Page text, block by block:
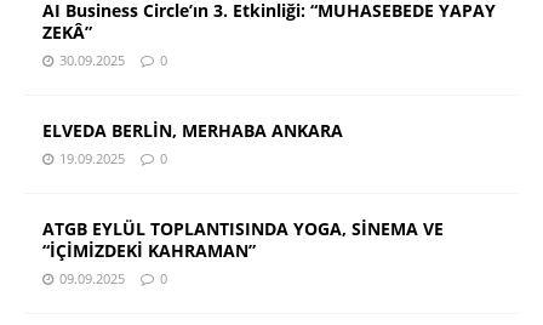
AI Business Circle’ın 3. Etkinliği: “MUHASEBEDE YAPAY
ZEKÂ”
30.09.2025 0
ELVEDA BERLİN, MERHABA ANKARA
19.09.2025 0
ATGB EYLÜL TOPLANTISINDA YOGA, SİNEMA VE
“İÇİMİZDEKİ KAHRAMAN”
09.09.2025 0